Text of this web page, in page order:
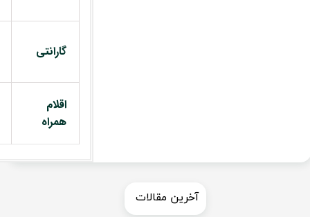
گارانتی
اقلام
همراه
​​آخرین مقالات